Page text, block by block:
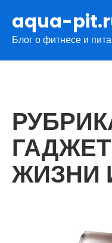
содержимому
aqua-
Блог о фитнесе и
ЖИЗНИ